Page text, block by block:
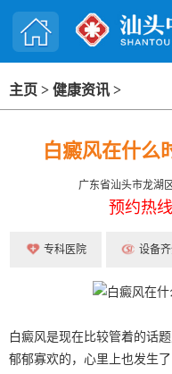
主页 > 健康资讯 >
白癜风在什么
广东省汕头市龙湖
预约热
专科医院 设备
白癜风是现在比较管着的话
郁郁寡欢的，心里上也发生